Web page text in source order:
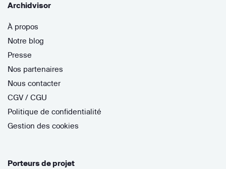
Archidvisor
À propos
Notre blog
Presse
Nos partenaires
Nous contacter
CGV / CGU
Politique de confidentialité
Gestion des cookies
Porteurs de projet